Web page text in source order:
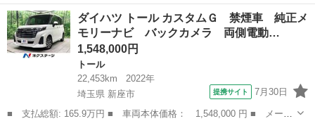
ー名： ダイハツ ■ 車種名： トール ■ グレード名： カスタム
Ｇ ＳＡＩＩ 両側電動ドア ９型ナビ 全周囲カメラ スマートア
シスト ...
福島 いわき市 トール
ダイハツ トール カスタムＧ 禁煙車 純正メ
モリーナビ バックカメラ 両側電動…
1,548,000円
トール
22,453km
2022年
埼玉県 新座市
提携サイト 7月30日
■ 支払総額: 165.9万円 ■ 車両本体価格： 1,548,000 円 ■ メーカ